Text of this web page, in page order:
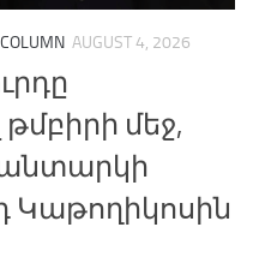
AUGUST 4, 2026
մեջ,
Կաթողիկոսին